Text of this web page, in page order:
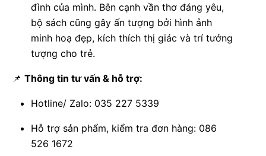
đình của mình. Bên cạnh vần thơ đáng yêu,
bộ sách cũng gây ấn tượng bởi hình ảnh
minh hoạ đẹp, kích thích thị giác và trí tưởng
tượng cho trẻ.
📌 Thông tin tư vấn & hỗ trợ:
Hotline/ Zalo: 035 227 5339
Hỗ trợ sản phẩm, kiểm tra đơn hàng: 086
526 1672